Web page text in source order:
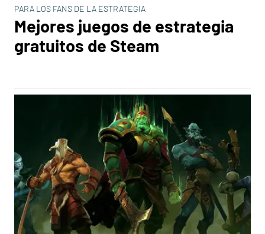
PARA LOS FANS DE LA ESTRATEGIA
Mejores juegos de estrategia
gratuitos de Steam